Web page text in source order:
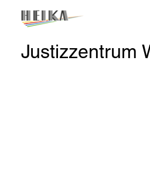
Justizzentrum